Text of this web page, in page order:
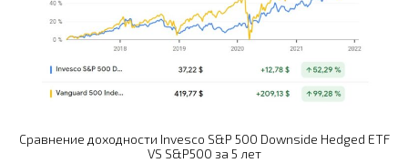
Сравнение доходности Invesco S&P 500 Downside Hedged ETF
VS S&P500 за 5 лет